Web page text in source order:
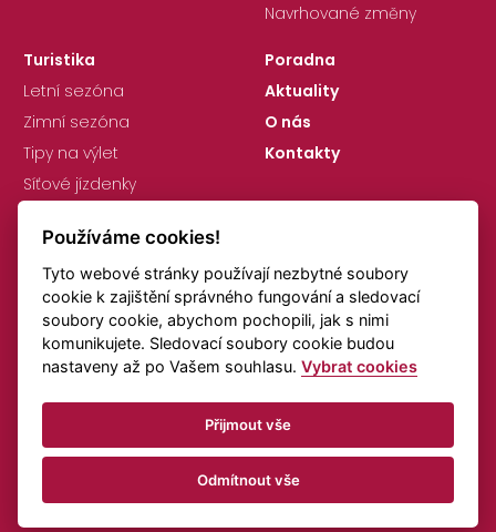
Navrhované změny
Turistika
Letní sezóna
Zimní sezóna
Tipy na výlet
Síťové jízdenky
Poradna
Aktuality
O nás
Kontakty
GDPR
Nastavení cookies
Připomínky k jízdním řádům
Doprava online
© KORID LK, spol. s r.o., Všechna práva vyhrazena.
Vytvořeno vBeneš & Michl
Používáme cookies!
Tyto webové stránky používají nezbytné soubory
cookie k zajištění správného fungování a sledovací
soubory cookie, abychom pochopili, jak s nimi
komunikujete. Sledovací soubory cookie budou
nastaveny až po Vašem souhlasu.Vybrat cookies
Přijmout vše
Odmítnout vše